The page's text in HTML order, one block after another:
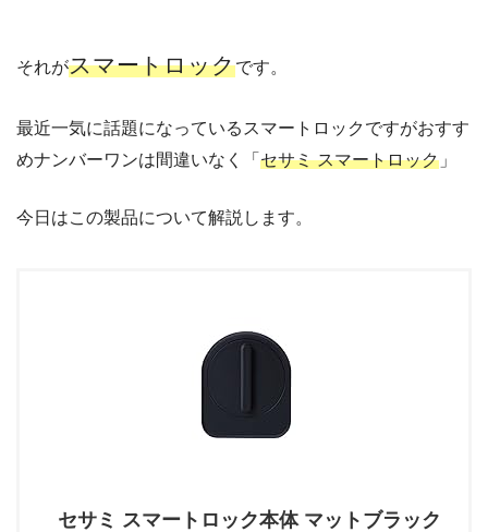
それがスマートロックです。
最近一気に話題になっているスマートロックですがおすす
めナンバーワンは間違いなく「 セサミ スマートロック 」
今日はこの製品について解説します。
セサミ スマートロック本体 マットブラック